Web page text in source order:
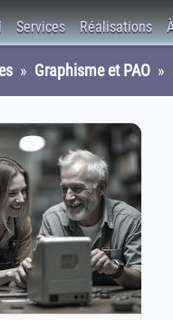
Services Réalisations
» Graphisme et PAO »